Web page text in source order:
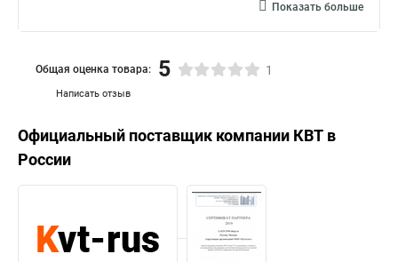
Показать больше
Написать отзыв
Общая оценка товара: 5 1
Официальный поставщик компании КВТ в
России